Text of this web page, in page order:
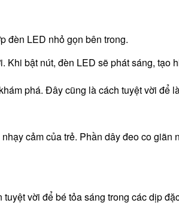
đèn LED nhỏ gọn bên trong.
Khi bật nút, đèn LED sẽ phát sáng,
phá. Đây cũng là cách tuyệt vời để
cảm của trẻ. Phần dây đeo co
vời để bé tỏa sáng trong các dịp